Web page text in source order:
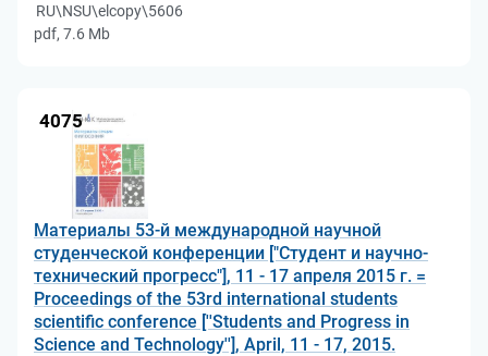
RU\NSU\elcopy\5606
pdf, 7.6 Mb
4075
Материалы 53-й международной научной
студенческой конференции ["Студент и научно-
технический прогресс"], 11 - 17 апреля 2015 г. =
Proceedings of the 53rd international students
scientific conference [''Students and Progress in
Science and Technology''], April, 11 - 17, 2015.